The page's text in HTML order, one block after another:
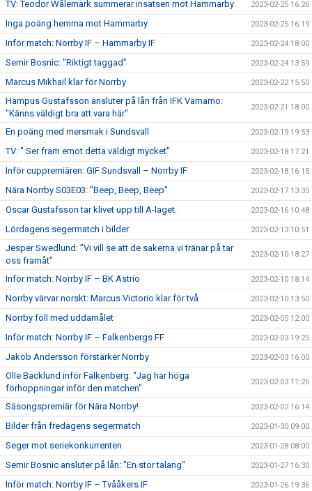
TV: Teodor Wålemark summerar insatsen mot Hammarby 2023-02-25 16:26
Inga poäng hemma mot Hammarby 2023-02-25 16:19
Inför match: Norrby IF – Hammarby IF 2023-02-24 18:00
Semir Bosnic: "Riktigt taggad" 2023-02-24 13:59
Marcus Mikhail klar för Norrby 2023-02-22 15:50
Hampus Gustafsson ansluter på lån från IFK Värnamo:
"Känns väldigt bra att vara här"
2023-02-21 18:00
En poäng med mersmak i Sundsvall 2023-02-19 19:53
TV: " Ser fram emot detta väldigt mycket" 2023-02-18 17:21
Inför cuppremiären: GIF Sundsvall – Norrby IF 2023-02-18 16:15
Nära Norrby S03E03: "Beep, Beep, Beep" 2023-02-17 13:35
Oscar Gustafsson tar klivet upp till A-laget. 2023-02-16 10:48
Lördagens segermatch i bilder 2023-02-13 10:51
Jesper Swedlund: ”Vi vill se att de sakerna vi tränar på tar
oss framåt”
2023-02-10 18:27
Inför match: Norrby IF – BK Astrio 2023-02-10 18:14
Norrby värvar norskt: Marcus Victorio klar för två 2023-02-10 13:50
Norrby föll med uddamålet 2023-02-05 12:00
Inför match: Norrby IF – Falkenbergs FF 2023-02-03 19:25
Jakob Andersson förstärker Norrby 2023-02-03 16:00
Olle Backlund inför Falkenberg: "Jag har höga
förhoppningar inför den matchen"
2023-02-03 11:26
Säsongspremiär för Nära Norrby! 2023-02-02 16:14
Bilder från fredagens segermatch 2023-01-30 09:00
Seger mot seriekonkurrenten 2023-01-28 08:00
Semir Bosnic ansluter på lån: "En stor talang" 2023-01-27 16:30
Inför match: Norrby IF – Tvååkers IF 2023-01-26 19:36